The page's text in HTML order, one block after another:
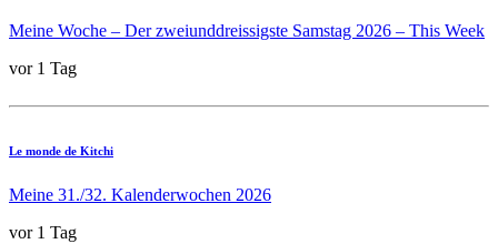
Meine Woche – Der zweiunddreissigste Samstag 2026 – This Week
vor 1 Tag
Le monde de Kitchi
Meine 31./32. Kalenderwochen 2026
vor 1 Tag